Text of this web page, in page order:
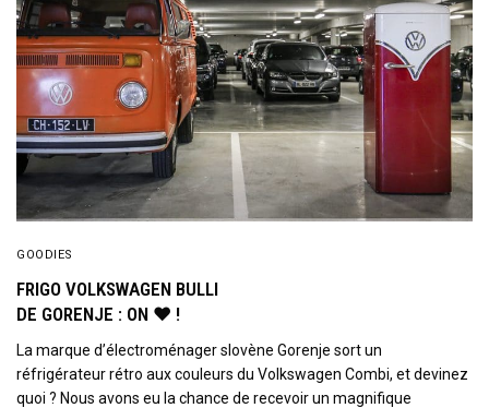
GOODIES
FRIGO VOLKSWAGEN BULLI
DE GORENJE : ON ♥ !
La marque d’électroménager slovène Gorenje sort un
réfrigérateur rétro aux couleurs du Volkswagen Combi, et devinez
quoi ? Nous avons eu la chance de recevoir un magnifique